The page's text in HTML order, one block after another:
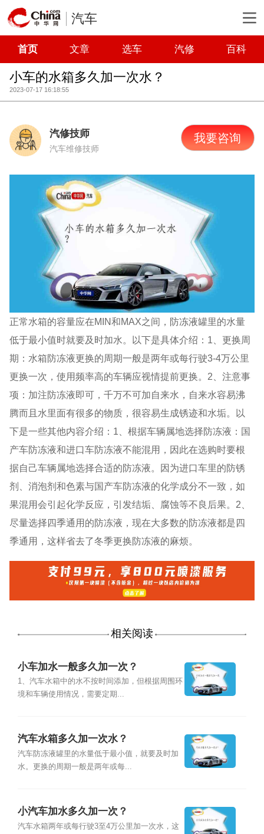
汽车
首页 文章 选车 汽修 百科
小车的水箱多久加一次水？
2023-07-17 16:18:55
汽修技师
汽车维修技师
我要咨询
正常水箱的容量应在MIN和MAX之间，防冻液罐里的水量
低于最小值时就要及时加水。以下是具体介绍：1、更换周
期：水箱防冻液更换的周期一般是两年或每行驶3-4万公里
更换一次，使用频率高的车辆应视情提前更换。2、注意事
项：加注防冻液即可，千万不可加自来水，自来水容易沸
腾而且水里面有很多的物质，很容易生成锈迹和水垢。以
下是一些其他内容介绍：1、根据车辆属地选择防冻液：国
产车防冻液和进口车防冻液不能混用，因此在选购时要根
据自己车辆属地选择合适的防冻液。因为进口车里的防锈
剂、消泡剂和色素与国产车防冻液的化学成分不一致，如
果混用会引起化学反应，引发结垢、腐蚀等不良后果。2、
尽量选择四季通用的防冻液，现在大多数的防冻液都是四
季通用，这样省去了冬季更换防冻液的麻烦。
相关阅读
小车加水一般多久加一次？
1、汽车水箱中的水不按时间添加，但根据周围环
境和车辆使用情况，需要定期...
汽车水箱多久加一次水？
汽车防冻液罐里的水量低于最小值，就要及时加
水。更换的周期一般是两年或每...
小汽车加水多久加一次？
汽车水箱两年或每行驶3至4万公里加一次水，这